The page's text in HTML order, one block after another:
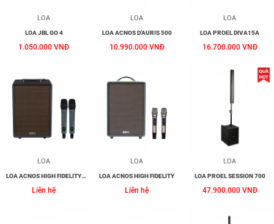
LOA
LOA JBL GO 4
1.050.000 VNĐ
LOA
LOA ACNOS D’AURIS 500
10.990.000 VNĐ
LOA
LOA PROEL DIVA15A
16.700.000 VNĐ
LOA
LOA ACNOS HIGH FIDELITY
Liên hệ
LOA
LOA ACNOS HIGH FIDELITY
Liên hệ
LOA
LOA PROEL SESSION 700
47.900.000 VNĐ